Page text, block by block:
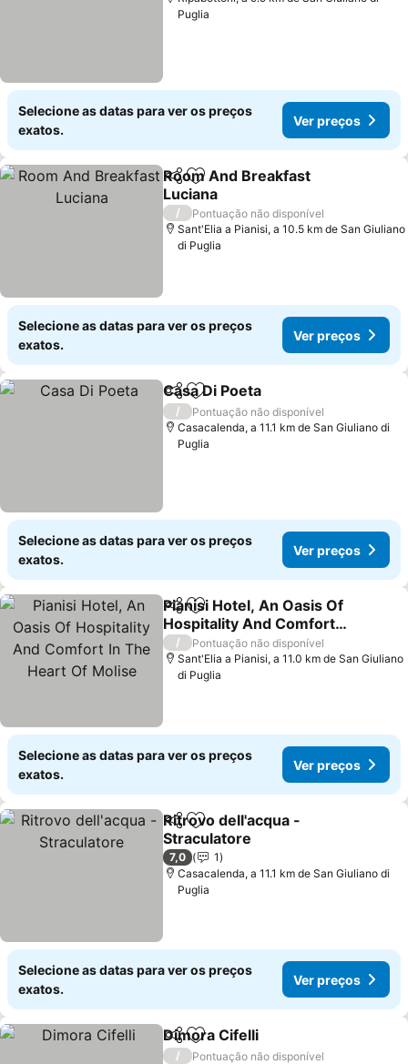
Puglia
Selecione as datas para ver os preços
exatos.
Ver preços
PartilharAdicionar aos favoritos
Room And Breakfast
Luciana
Ver preços
/
Pontuação não disponível
Sant'Elia a Pianisi, a 10.5 km de San Giuliano
di Puglia
Selecione as datas para ver os preços
exatos.
Ver preços
PartilharAdicionar aos favoritos
Casa Di Poeta
/
Pontuação não disponível
Casacalenda, a 11.1 km de San Giuliano di
Puglia
Selecione as datas para ver os preços
exatos.
Ver preços
PartilharAdicionar aos favoritos
Pianisi Hotel, An Oasis Of
Hospitality And Comfort
In The Heart Of Molise
Ver preços
/
Pontuação não disponível
Sant'Elia a Pianisi, a 11.0 km de San Giuliano
di Puglia
Selecione as datas para ver os preços
exatos.
Ver preços
PartilharAdicionar aos favoritos
Ritrovo dell'acqua -
Straculatore
Ver preços
7,0
1
Casacalenda, a 11.1 km de San Giuliano di
Puglia
Selecione as datas para ver os preços
exatos.
Ver preços
PartilharAdicionar aos favoritos
Dimora Cifelli
/
Pontuação não disponível